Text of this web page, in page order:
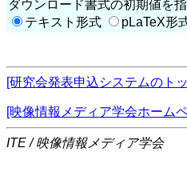
ダウンロード書式の初期値を
テキスト形式
pLaTeX形
[研究会発表申込システムのト
[映像情報メディア学会ホーム
ITE / 映像情報メディア学会